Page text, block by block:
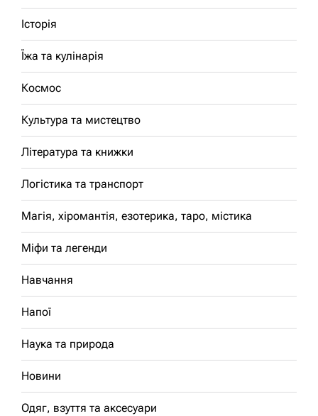
Історія
Їжа та кулінарія
Космос
Культура та мистецтво
Література та книжки
Логістика та транспорт
Магія, хіромантія, езотерика, таро, містика
Міфи та легенди
Навчання
Напої
Наука та природа
Новини
Одяг, взуття та аксесуари